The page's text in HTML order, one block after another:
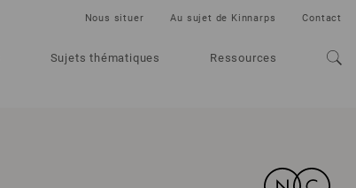
Sujets thématiques Ressources
Nous situer Au sujet de Kinnarps Contact